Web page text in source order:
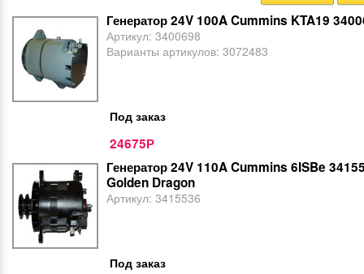
Генератор 24V 100A Cummins KTA19
Артикул: 3400698
Варианты артикулов: 3072483
Под заказ
24675Р
Генератор 24V 110A Cummins 6ISBe
Golden Dragon
Артикул: 3415536
Под заказ